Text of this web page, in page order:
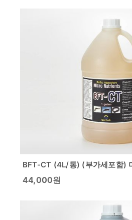
BFT-CT (4L/통) (부가세포함)
44,000원